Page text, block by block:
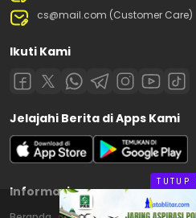
cs@mail.com (Customer Care)
Ikuti Kami
Jelajahi Berita di Apps Kami
Informasi
TUTUP